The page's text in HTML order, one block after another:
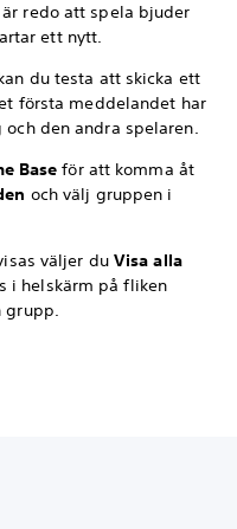
redo att spela bjuder
ett nytt.
du testa att skicka ett
första meddelandet har
den andra spelaren.
Base för att komma åt
och välj gruppen i
väljer du Visa alla
i helskärm på fliken
grupp.